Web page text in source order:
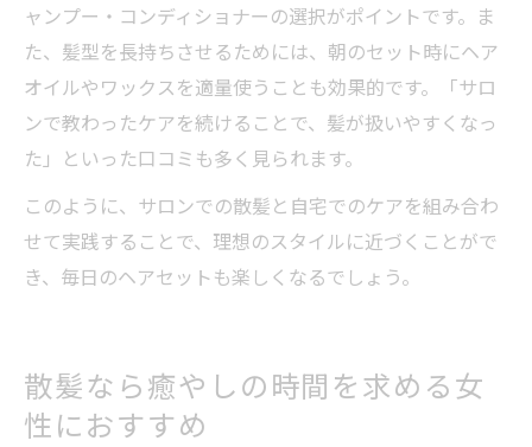
ャンプー・コンディショナーの選択がポイントです。ま
た、髪型を長持ちさせるためには、朝のセット時にヘア
オイルやワックスを適量使うことも効果的です。「サロ
ンで教わったケアを続けることで、髪が扱いやすくなっ
た」といった口コミも多く見られます。
このように、サロンでの散髪と自宅でのケアを組み合わ
せて実践することで、理想のスタイルに近づくことがで
き、毎日のヘアセットも楽しくなるでしょう。
散髪なら癒やしの時間を求める女
性におすすめ